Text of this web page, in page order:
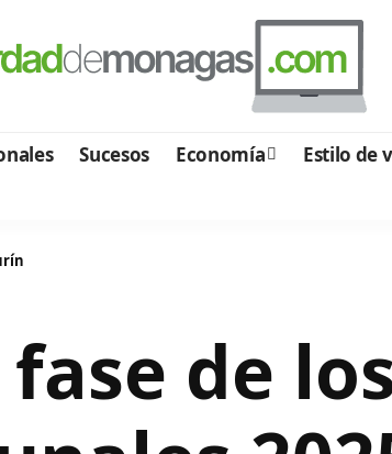
Sucesos Economía Estilo de
de